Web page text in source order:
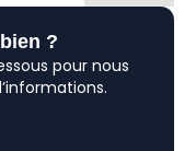
?
pour nous